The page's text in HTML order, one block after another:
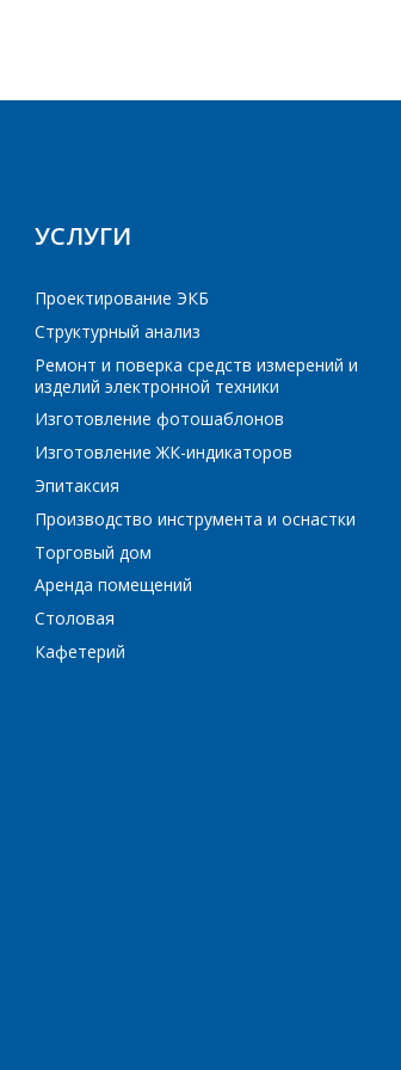
УСЛУГИ
Проектирование ЭКБ
Структурный анализ
Ремонт и поверка средств измерений и
изделий электронной техники
Изготовление фотошаблонов
Изготовление ЖК-индикаторов
Эпитаксия
Производство инструмента и оснастки
Торговый дом
Аренда помещений
Столовая
Кафетерий